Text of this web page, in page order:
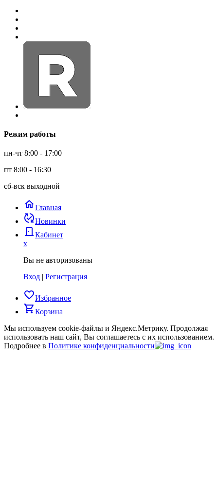
Режим работы
пн-чт 8:00 - 17:00
пт 8:00 - 16:30
сб-вск выходной
homeГлавная
published_with_changesНовинки
door_back Кабинет
x
Вы не авторизованы
Вход | Регистрация
favorite_borderИзбранное
shopping_cartКорзина
Мы используем cookie-файлы и Яндекс.Метрику. Продолжая
использовать наш сайт, Вы соглашаетесь с их использованием.
Подробнее в Политике конфиденциальности